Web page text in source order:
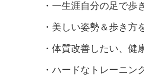
・一生涯自分の足で歩
・美しい姿勢＆歩き方
・体質改善したい、健
・ハードなトレーニン